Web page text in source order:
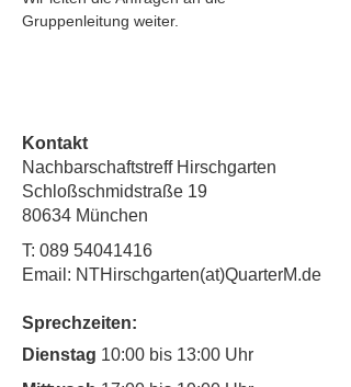
Gruppenleitung weiter.
Kontakt
Nachbarschaftstreff Hirschgarten
Schloßschmidstraße 19
80634 München
T: 089 54041416
Email: NTHirschgarten(at)QuarterM.de
Sprechzeiten:
Dienstag 10:00 bis 13:00 Uhr